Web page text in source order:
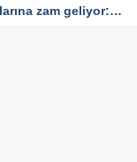
zam geliyor: